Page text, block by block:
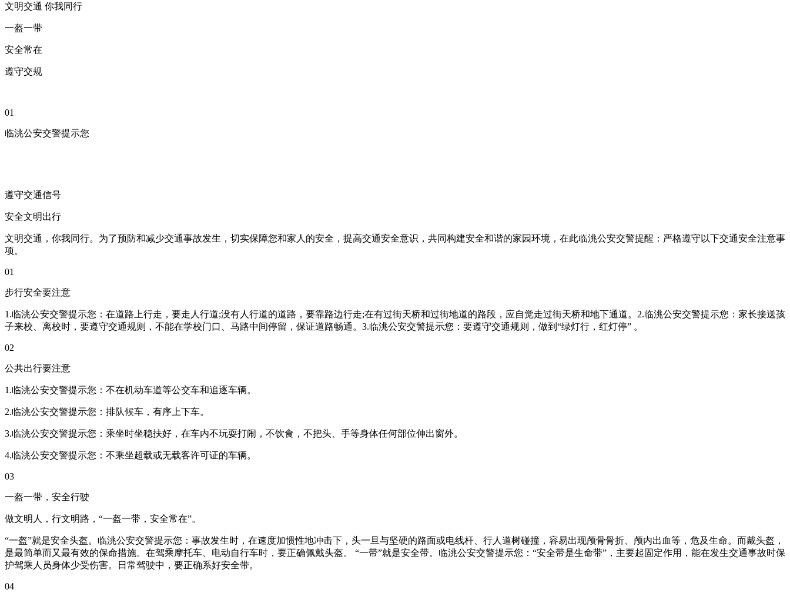
文明交通 你我同行
一盔一带
安全常在
遵守交规
01
临洮公安交警提示您
遵守交通信号
安全文明出行
文明交通，你我同行。为了预防和减少交通事故发生，切实保障您和家人的安全，提高交通安全意识，共同构建安全和谐的家园环境，在此临洮公安交警提醒：严格遵守以下交通安全注意事
项。
01
步行安全要注意
1.临洮公安交警提示您：在道路上行走，要走人行道;没有人行道的道路，要靠路边行走;在有过街天桥和过街地道的路段，应自觉走过街天桥和地下通道。2.临洮公安交警提示您：家长接送孩
子来校、离校时，要遵守交通规则，不能在学校门口、马路中间停留，保证道路畅通。3.临洮公安交警提示您：要遵守交通规则，做到“绿灯行，红灯停” 。
02
公共出行要注意
1.临洮公安交警提示您：不在机动车道等公交车和追逐车辆。
2.临洮公安交警提示您：排队候车，有序上下车。
3.临洮公安交警提示您：乘坐时坐稳扶好，在车内不玩耍打闹，不饮食，不把头、手等身体任何部位伸出窗外。
4.临洮公安交警提示您：不乘坐超载或无载客许可证的车辆。
03
一盔一带，安全行驶
做文明人，行文明路，“一盔一带，安全常在”。
“一盔”就是安全头盔。临洮公安交警提示您：事故发生时，在速度加惯性地冲击下，头一旦与坚硬的路面或电线杆、行人道树碰撞，容易出现颅骨骨折、颅内出血等，危及生命。而戴头盔，
是最简单而又最有效的保命措施。在驾乘摩托车、电动自行车时，要正确佩戴头盔。 “一带”就是安全带。临洮公安交警提示您：“安全带是生命带”，主要起固定作用，能在发生交通事故时保
护驾乘人员身体少受伤害。日常驾驶中，要正确系好安全带。
04